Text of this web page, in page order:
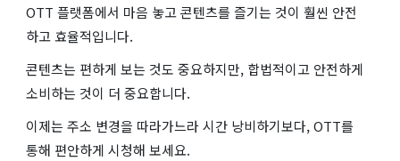
OTT 플랫폼에서 마음 놓고 콘텐츠를 즐기는 것이 훨씬 안전
하고 효율적입니다.
콘텐츠는 편하게 보는 것도 중요하지만, 합법적이고 안전하게
소비하는 것이 더 중요합니다.
이제는 주소 변경을 따라가느라 시간 낭비하기보다, OTT를
통해 편안하게 시청해 보세요.